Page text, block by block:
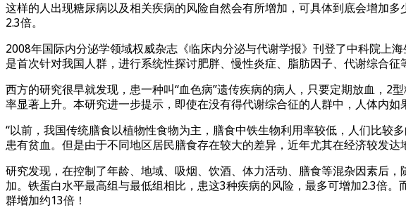
这样的人出现糖尿病以及相关疾病的风险自然会有所增加，可具体到底会增加
2.3倍。
2008年国际内分泌学领域权威杂志《临床内分泌与代谢学报》刊登了中科院
是首次针对我国人群，进行系统性探讨肥胖、慢性炎症、脂肪因子、代谢综合
西方的研究很早就发现，患一种叫“血色病”遗传疾病的病人，只要定期放血，
率显著上升。本研究进一步提示，即使在没有得代谢综合征的人群中，人体内如
“以前，我国传统膳食以植物性食物为主，膳食中铁生物利用率较低，人们比较
患有贫血。但是由于不同地区居民膳食存在较大的差异，近年尤其在经济较发
研究发现，在控制了年龄、地域、吸烟、饮酒、体力活动、膳食等混杂因素后
加。铁蛋白水平最高组与最低组相比，患这3种疾病的风险，最多可增加2.3倍
群增加约13倍！